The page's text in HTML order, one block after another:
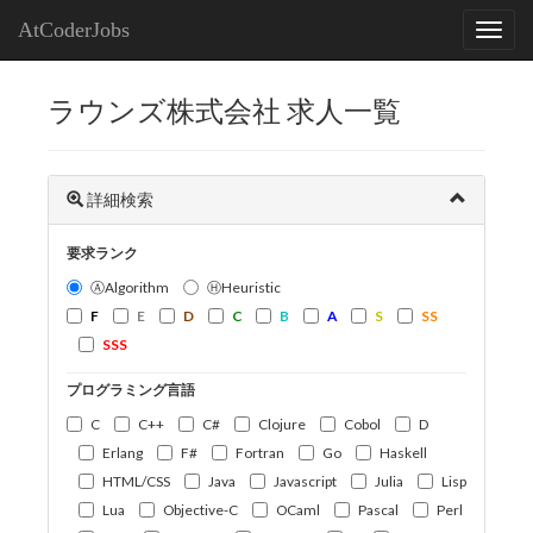
AtCoderJobs
ラウンズ株式会社 求人一覧
詳細検索
要求ランク
ⒶAlgorithm
ⒽHeuristic
F
E D C B A S
SS
SSS
プログラミング言語
C
C++ C# Clojure Cobol
D
Erlang
F# Fortran Go
Haskell
HTML/CSS
Java Javascript Julia
Lisp
Lua
Objective-C OCaml Pascal
Perl